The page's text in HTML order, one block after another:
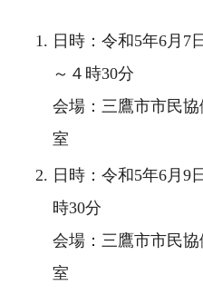
日時：令和5年6月7
～４時30分
会場：三鷹市市民
室
日時：令和5年6月9
時30分
会場：三鷹市市民
室